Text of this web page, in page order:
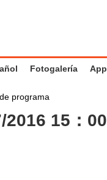
Fotogalería App
programa
2016 15：00